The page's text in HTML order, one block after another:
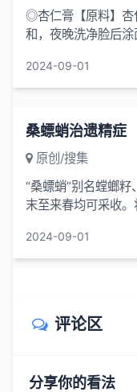
◎杏仁膏【原料】杏
和，夜晚洗净脸后
2024-09-01
桑螵蛸治遗精症
原创/搜集
“桑螵蛸”别名螳螂
末至来春均可采收。
研末，早...
2024-09-01
评论区
分享你的看法